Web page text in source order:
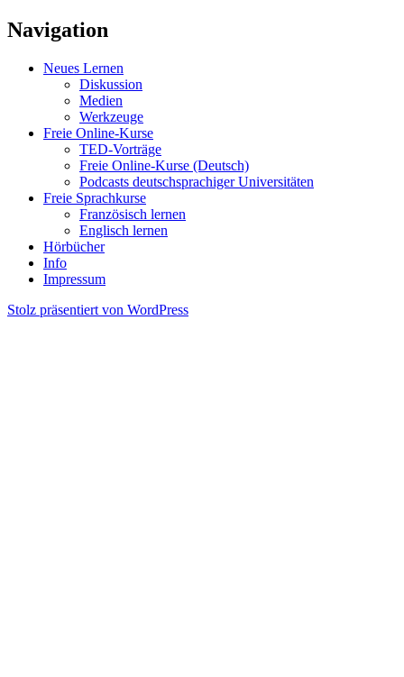
Navigation
Neues Lernen
Diskussion
Medien
Werkzeuge
Freie Online-Kurse
TED-Vorträge
Freie Online-Kurse (Deutsch)
Podcasts deutschsprachiger Universitäten
Freie Sprachkurse
Französisch lernen
Englisch lernen
Hörbücher
Info
Impressum
Stolz präsentiert von WordPress